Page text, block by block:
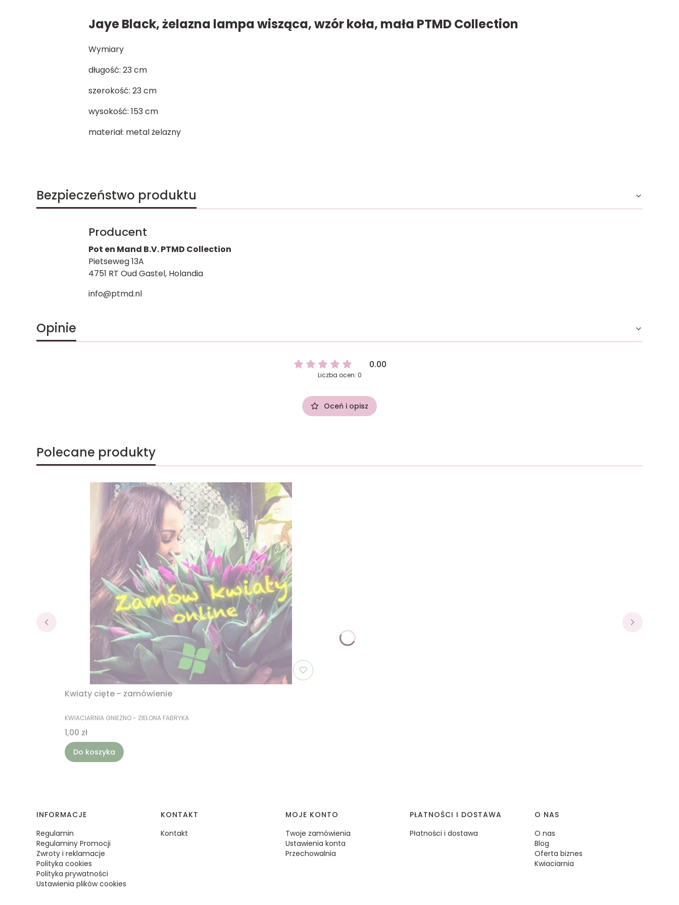
Jaye Black, żelazna lampa wisząca, wzór koła, mała PTMD Collection
Wymiary
długość: 23 cm
szerokość: 23 cm
wysokość: 153 cm
materiał: metal żelazny
Bezpieczeństwo produktu
Producent
Pot en Mand B.V. PTMD Collection
Pietseweg 13A
4751 RT Oud Gastel, Holandia
info@ptmd.nl
Opinie
0.00
Liczba ocen: 0
Oceń i opisz
Polecane produkty
Kwiaty cięte - zamówienie
PRODUCENT
KWIACIARNIA GNIEZNO - ZIELONA FABRYKA
Cena
1,00 zł
Do koszyka
Linki w stopce
INFORMACJE
Regulamin
Regulaminy Promocji
Zwroty i reklamacje
Polityka cookies
Polityka prywatności
Ustawienia plików cookies
KONTAKT
Kontakt
MOJE KONTO
Twoje zamówienia
Ustawienia konta
Przechowalnia
PŁATNOŚCI I DOSTAWA
Płatności i dostawa
O NAS
O nas
Blog
Oferta biznes
Kwiaciarnia